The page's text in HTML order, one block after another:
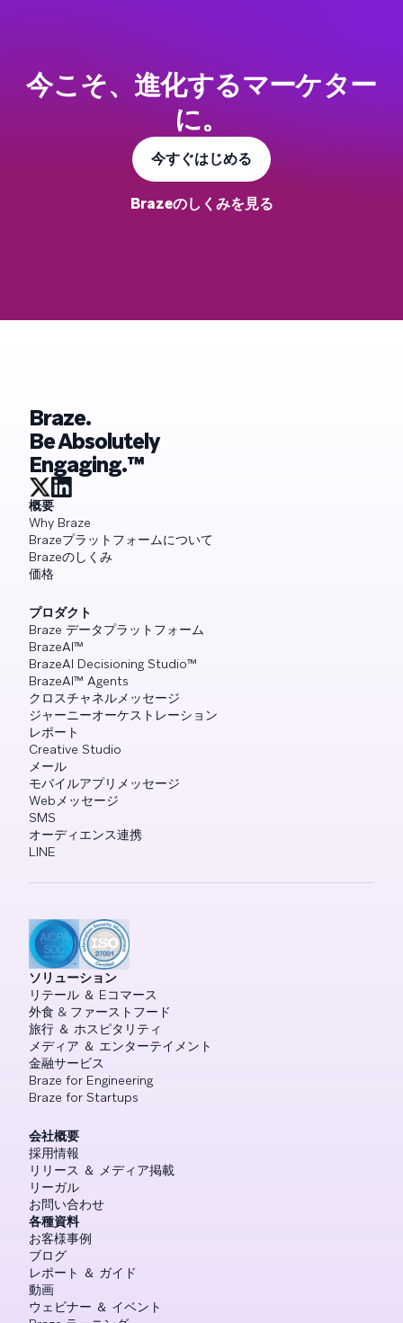
今こそ、進化するマーケター
に。
今すぐはじめる
Brazeのしくみを見る
Braze.
Be Absolutely
Engaging.™
概要
Why Braze
Brazeプラットフォームについて
Brazeのしくみ
価格
プロダクト
Braze データプラットフォーム
BrazeAI™
BrazeAI Decisioning Studio™
BrazeAI™ Agents
クロスチャネルメッセージ
ジャーニーオーケストレーション
レポート
Creative Studio
メール
モバイルアプリメッセージ
Webメッセージ
SMS
オーディエンス連携
LINE
ソリューション
リテール ＆ Eコマース
外食 & ファーストフード
旅行 ＆ ホスピタリティ
メディア ＆ エンターテイメント
金融サービス
Braze for Engineering
Braze for Startups
会社概要
採用情報
リリース ＆ メディア掲載
リーガル
お問い合わせ
各種資料
お客様事例
ブログ
レポート ＆ ガイド
動画
ウェビナー ＆ イベント